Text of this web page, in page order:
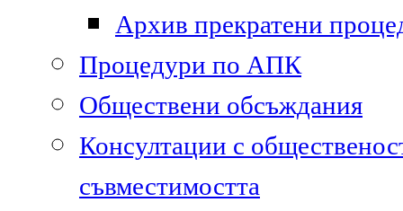
Архив прекратени
Процедури по АПК
Обществени обсъждания
Консултации с
съвместимостта